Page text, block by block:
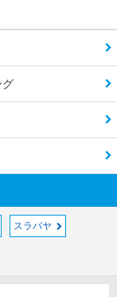
グ
スラバヤ